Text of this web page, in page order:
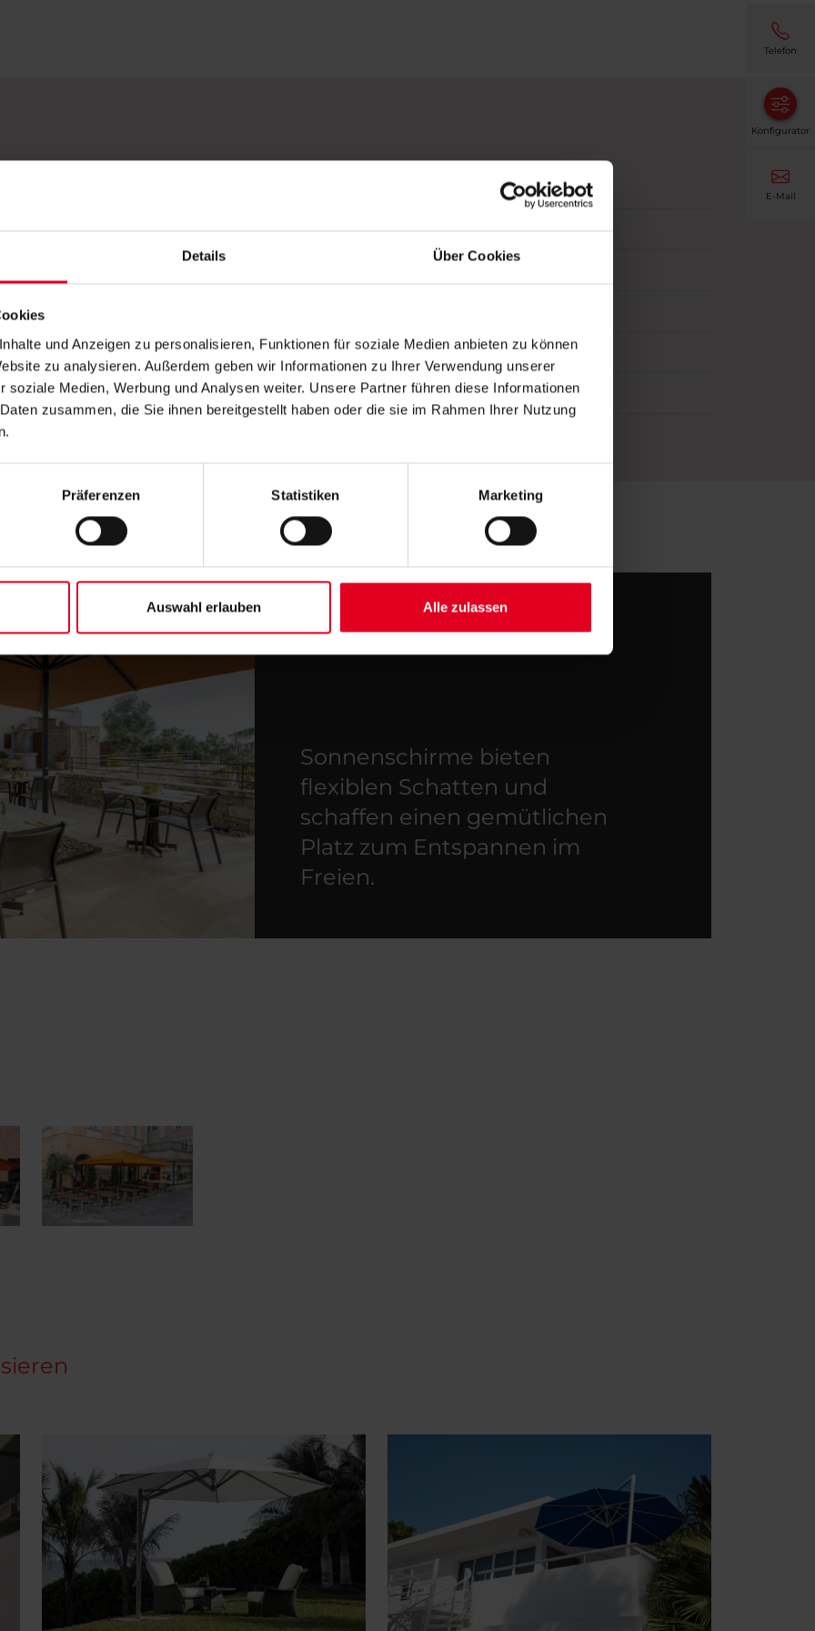
Details Über Cookies
und Anzeigen zu personalisieren, Funktionen für soziale Medien anbieten zu können
zu analysieren. Außerdem geben wir Informationen zu Ihrer Verwendung unserer
soziale Medien, Werbung und Analysen weiter. Unsere Partner führen diese Informationen
zusammen, die Sie ihnen bereitgestellt haben oder die sie im Rahmen Ihrer Nutzung
Präferenzen Statistiken Marketing
Auswahl erlauben Alle zulassen
400 x 500 cm
ø 500 cm
RAL-Farben (pulverbeschichtet, ohne Aufpreis)
Dessins aus 100% robuster Acryl-Faser
Sonnenschirme bieten
flexiblen Schatten und
schaffen einen gemütlichen
Platz zum Entspannen im
Freien.
Telefon
Konfigurator
E-Mail